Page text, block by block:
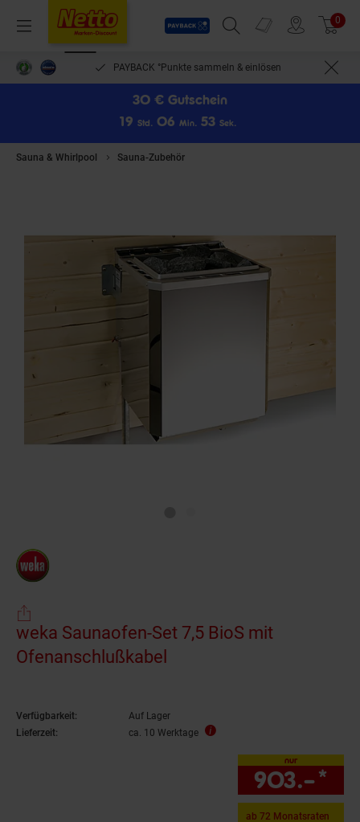
Menü
Payback
Suchfeld einblenden
Prospekte 0
PAYBACK °Punkte sammeln & einlösen
30 € Gutschein
19 Std. 06 Min. 53 Sek.
Sauna & Whirlpool Sauna-Zubehör
weka Saunaofen-Set 7,5 BioS mit
Ofenanschlußkabel
Verfügbarkeit:
Auf Lager
Lieferzeit:
ca. 10 Werktage
nur
903.–*
ab 72 Monatsraten